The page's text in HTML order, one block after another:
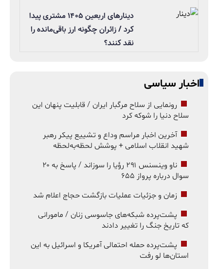
دینارهای اربعین ۱۴۰۵ مشتری پیدا
کرد / زائران چگونه ارز باقی‌مانده را
نقد کنند؟
اخبار سیاسی
رونمایی از سلاح مرگبار ایران / قابلیت پنهان این
سلاح دنیا را شوکه کرد
آخرین اخبار مراسم وداع و تشییع پیکر رهبر
شهید انقلاب اسلامی + پوشش لحظه‌به‌لحظه
ناو وینسنس ۲۹۱ رؤیا را سوزاند / پاسخ به ۲۰
سوال درباره پرواز ۶۵۵
زمان و جزئیات عملیات بازگشت حجاج اعلام شد
پشت‌پرده شبکه‌های جاسوسی زنان / مامورانی
که تاریخ جنگ را تغییر دادند
پشت‌پرده حمله احتمالی آمریکا و اسرائیل به این
استان‌ها لو رفت